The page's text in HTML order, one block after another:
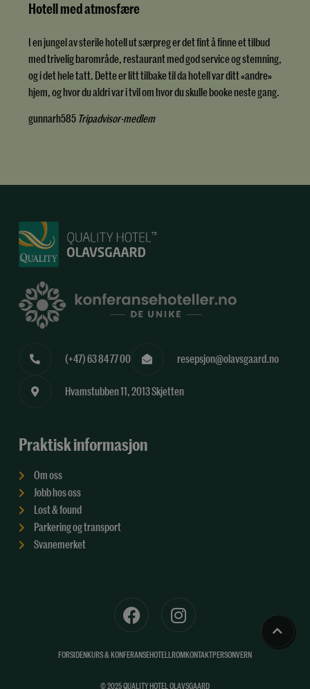
Hotell med atmosfære
I en jungel av sterile hotell ut særpreg er det fint å finne et tilbud
med trivelig barområde, restaurant med god service og stemning,
og i det hele tatt. Dette er litt tilbake til da hotell var ditt «andre»
hjem, og hvor du aldri var i tvil om hvor du skulle booke neste gang.
gunnarh585Tripadvisor-medlem
(+47) 63 84 77 00 resepsjon@olavsgaard.no
Hvamstubben 11, 2013 Skjetten
Praktisk informasjon
Om oss
Jobb hos oss
Lost & found
Parkering og transport
Svanemerket
F
a
e
I
n
t
© 2025 QUALITY HOTEL OLAVSGAARD
FORSIDENKURS & KONFERANSEHOTELLROMKONTAKTPERSONVERN